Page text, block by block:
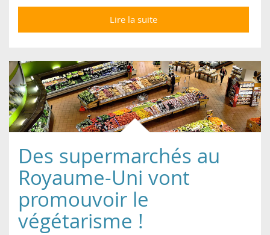
Lire la suite
Laforêt
Des supermarchés au
Royaume-Uni vont
promouvoir le
végétarisme !